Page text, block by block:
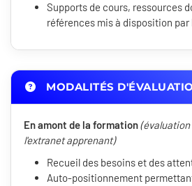
Supports de cours, ressources
références mis à disposition
MODALITÉS
En amont de la formation(évaluation
l'extranet apprenant)
Recueil des besoins et des
Auto-positionnement